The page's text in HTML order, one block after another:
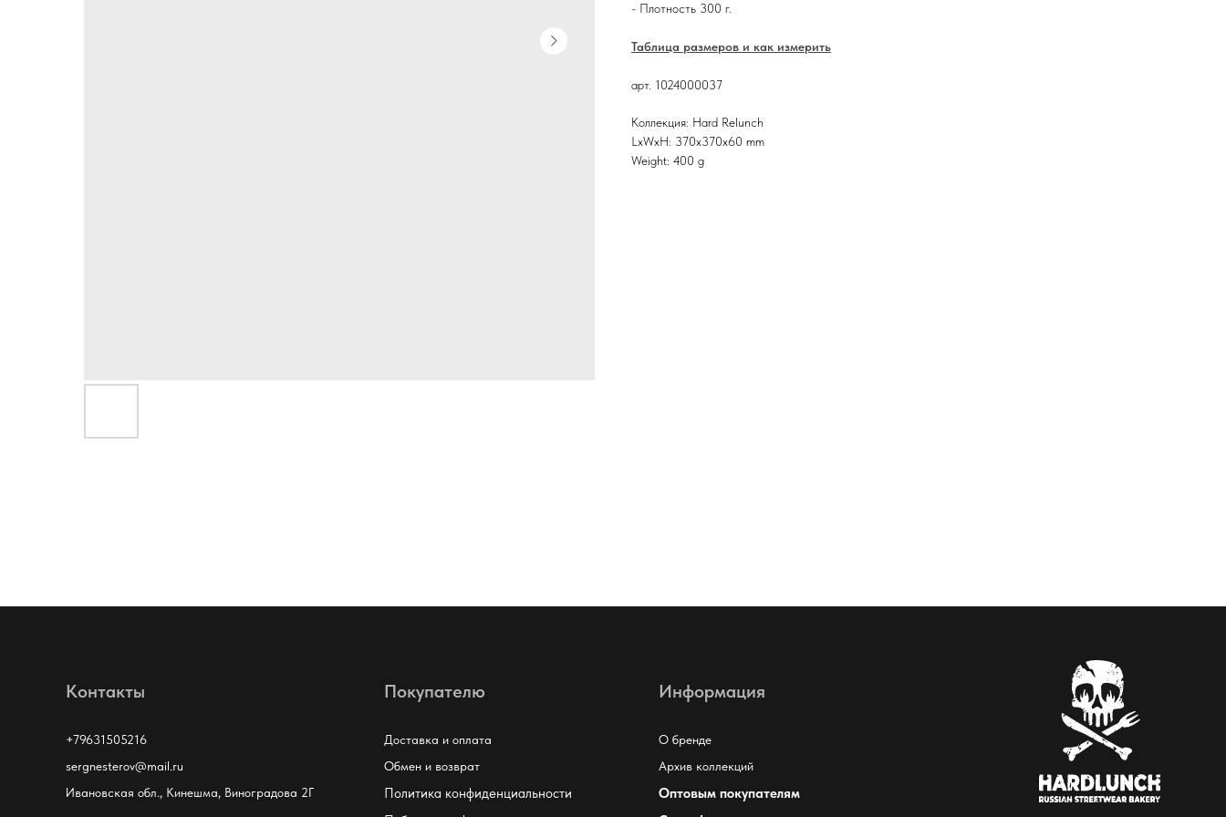
- Плотность 300 г.
Таблица размеров и как измерить
арт. 1024000037
Коллекция: Hard Relunch
LxWxH: 370x370x60 mm
Weight: 400 g
Информация
О бренде
Контакты
Архив коллекций
Оптовым покупателям
Ивановская обл., Кинешма, Виноградова 2Г
+79631505216
sergnesterov@mail.ru
Покупателю
Доставка и оплата
Обмен и возврат
Политика конфиденциальности